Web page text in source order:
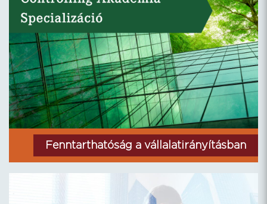
Fenntarthatóság a vállalatirányításban